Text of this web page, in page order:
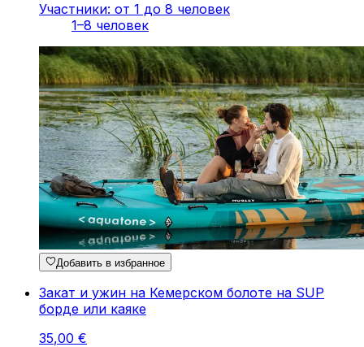
Участники: от 1 до 8 человек
1–8 человек
Добавить в избранное
Закат и ужин на Кемерском болоте на SUP
борде или каяке
35,00 €